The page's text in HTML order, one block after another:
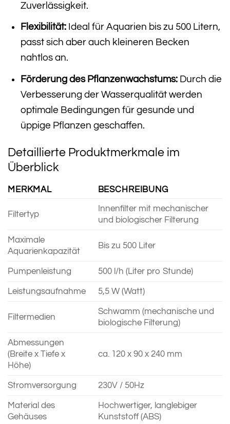
Zuverlässigkeit.
Flexibilität:Ideal für Aquarien bis zu 500 Litern,
passt sich aber auch kleineren Becken
nahtlos an.
Förderung des Pflanzenwachstums:Durch die
Verbesserung der Wasserqualität werden
optimale Bedingungen für gesunde und
üppige Pflanzen geschaffen.
Detaillierte Produktmerkmale im
Überblick
MERKMAL BESCHREIBUNG
Filtertyp
Innenfilter mit mechanischer
und biologischer Filterung
Maximale
Aquarienkapazität
Bis zu 500 Liter
Pumpenleistung 500 l/h (Liter pro Stunde)
Leistungsaufnahme 5,5 W (Watt)
Filtermedien
Schwamm (mechanische und
biologische Filterung)
Abmessungen
(Breite x Tiefe x
Höhe)
ca. 120 x 90 x 240 mm
Stromversorgung 230V / 50Hz
Material des
Gehäuses
Hochwertiger, langlebiger
Kunststoff (ABS)